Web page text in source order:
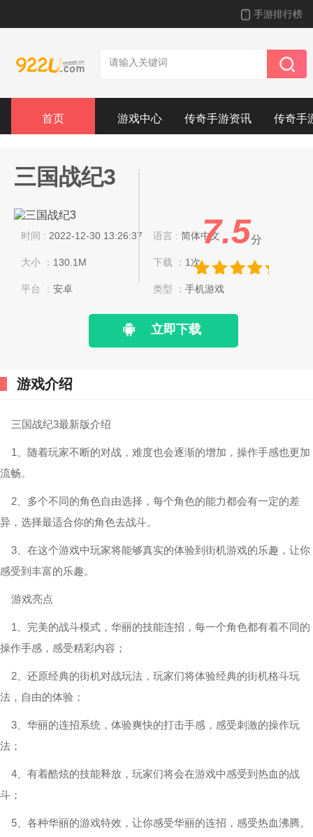
手游排行榜
首页 游戏中心 传奇手游资讯 传奇手
三国战纪3
时间 : 2022-12-30 13:26:37 语言 :简体中文
大小 ： 130.1M 下载 ： 1次
平台 ： 安卓 类型 ：手机游戏
立即下载
7.5分
游戏介绍
三国战纪3最新版介绍
1、随着玩家不断的对战，难度也会逐渐的增加，操作手感也更加
流畅。
2、多个不同的角色自由选择，每个角色的能力都会有一定的差
异，选择最适合你的角色去战斗。
3、在这个游戏中玩家将能够真实的体验到街机游戏的乐趣，让你
感受到丰富的乐趣。
游戏亮点
1、完美的战斗模式，华丽的技能连招，每一个角色都有着不同的
操作手感，感受精彩内容；
2、还原经典的街机对战玩法，玩家们将体验经典的街机格斗玩
法，自由的体验；
3、华丽的连招系统，体验爽快的打击手感，感受刺激的操作玩
法；
4、有着酷炫的技能释放，玩家们将会在游戏中感受到热血的战
斗；
5、各种华丽的游戏特效，让你感受华丽的连招，感受热血沸腾。